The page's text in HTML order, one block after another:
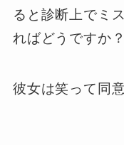
ると診断上でミ
ればどうですか？
彼女は笑って同